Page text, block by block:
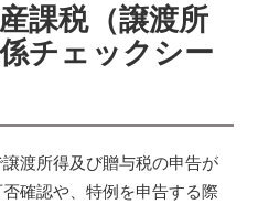
課税（譲渡所
チェックシー
渡所得及び贈与税の申告が
確認や、特例を申告する際